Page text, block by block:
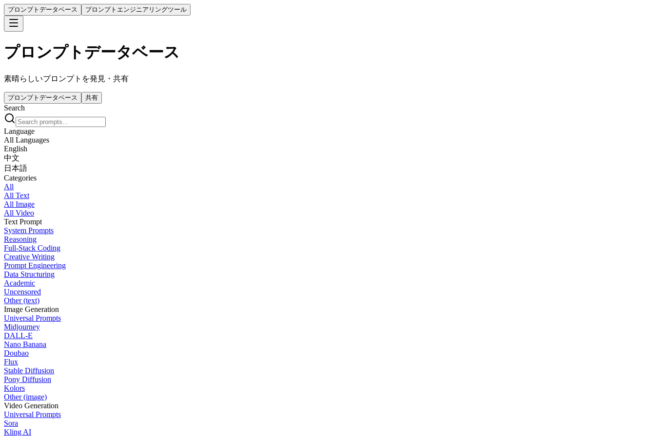
プロンプトデータベース プロンプトエンジニアリングツール
プロンプトデータベース
素晴らしいプロンプトを発見・共有
プロンプトデータベース 共有
Search
Language
All Languages
English
中文
日本語
Categories
All
All Text
All Image
All Video
Text Prompt
System Prompts
Reasoning
Full-Stack Coding
Creative Writing
Prompt Engineering
Data Structuring
Academic
Uncensored
Other (text)
Image Generation
Universal Prompts
Midjourney
DALL-E
Nano Banana
Doubao
Flux
Stable Diffusion
Pony Diffusion
Kolors
Other (image)
Video Generation
Universal Prompts
Sora
Kling AI